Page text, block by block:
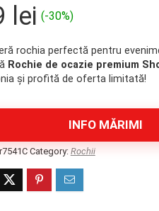
lei.
leiPrețul
este:
659 lei.
(-30%)
rochia perfectă pentru
Rochie de ocazie premium
și profită de oferta limitată!
INFO MĂRIMI
Category: Rochii